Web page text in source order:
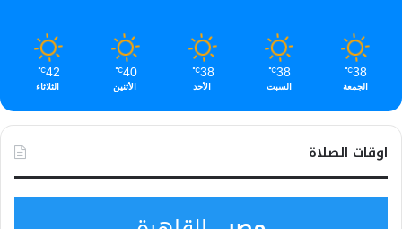
38
℃
الجمعة
38
℃
السبت
38
℃
الأحد
40
℃
الأثنين
42
℃
الثلاثاء
اوقات الصلاة